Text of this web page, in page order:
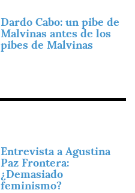
Dardo Cabo: un pibe de
Malvinas antes de los
pibes de Malvinas
Entrevista a Agustina
Paz Frontera:
¿Demasiado
feminismo?